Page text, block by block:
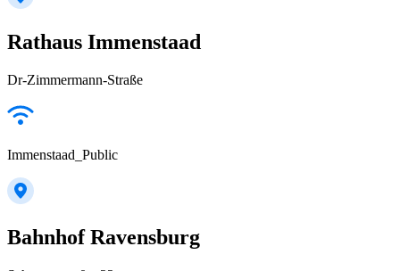
Rathaus Immenstaad
Dr-Zimmermann-Straße
Immenstaad_Public
Bahnhof Ravensburg